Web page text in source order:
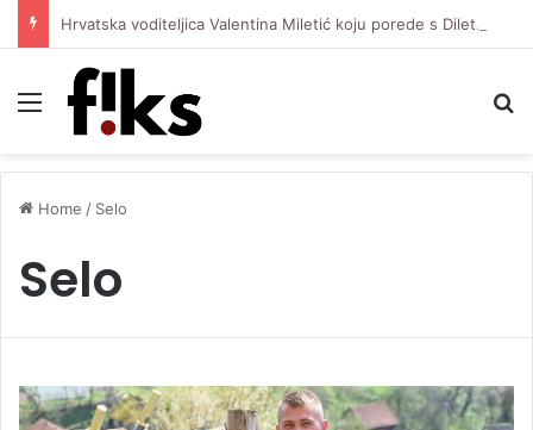
Hrvatska voditeljica Valentina Miletić koju porede s Dilettom Leotom oduševila pozirajući u bikiniju
Menu
Home / Selo
Selo